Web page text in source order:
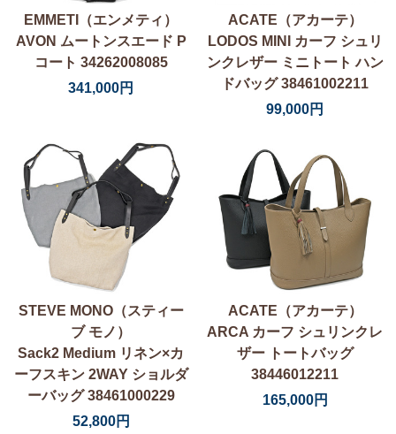
EMMETI（エンメティ）
AVON ムートンスエード P
コート 34262008085
341,000円
ACATE（アカーテ）
LODOS MINI カーフ シュリ
ンクレザー ミニトート ハン
ドバッグ 38461002211
99,000円
STEVE MONO（スティー
ブ モノ）
Sack2 Medium リネン×カ
ーフスキン 2WAY ショルダ
ーバッグ 38461000229
52,800円
ACATE（アカーテ）
ARCA カーフ シュリンクレ
ザー トートバッグ
38446012211
165,000円